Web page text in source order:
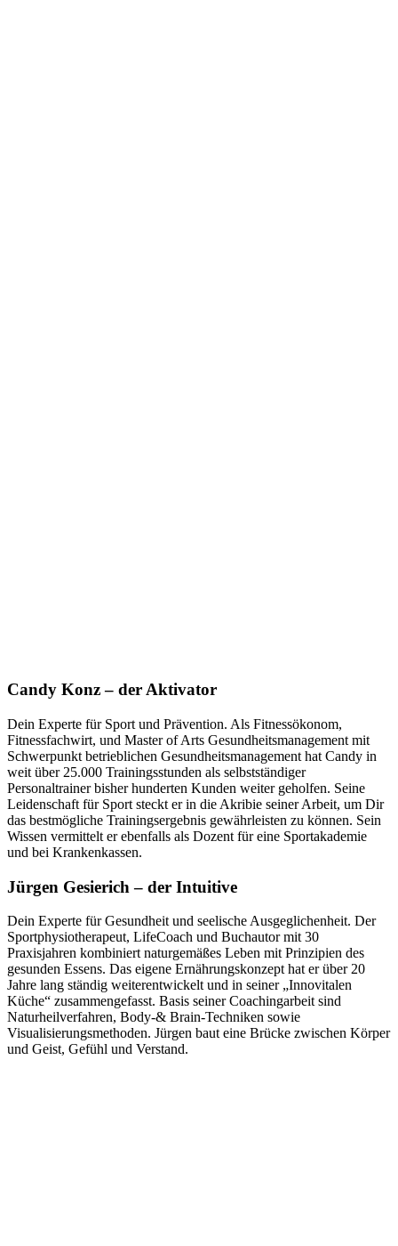
Candy Konz – der Aktivator
Dein Experte für Sport und Prävention. Als Fitnessökonom,
Fitnessfachwirt, und Master of Arts Gesundheitsmanagement mit
Schwerpunkt betrieblichen Gesundheitsmanagement hat Candy in
weit über 25.000 Trainingsstunden als selbstständiger
Personaltrainer bisher hunderten Kunden weiter geholfen. Seine
Leidenschaft für Sport steckt er in die Akribie seiner Arbeit, um Dir
das bestmögliche Trainingsergebnis gewährleisten zu können. Sein
Wissen vermittelt er ebenfalls als Dozent für eine Sportakademie
und bei Krankenkassen.
Jürgen Gesierich – der Intuitive
Dein Experte für Gesundheit und seelische Ausgeglichenheit. Der
Sportphysiotherapeut, LifeCoach und Buchautor mit 30
Praxisjahren kombiniert naturgemäßes Leben mit Prinzipien des
gesunden Essens. Das eigene Ernährungskonzept hat er über 20
Jahre lang ständig weiterentwickelt und in seiner „Innovitalen
Küche“ zusammengefasst. Basis seiner Coachingarbeit sind
Naturheilverfahren, Body-& Brain-Techniken sowie
Visualisierungsmethoden. Jürgen baut eine Brücke zwischen Körper
und Geist, Gefühl und Verstand.